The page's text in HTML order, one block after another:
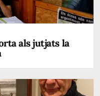
als jutjats la